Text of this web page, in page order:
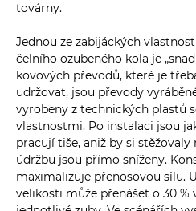
továrny.
Jednou ze zabijáckých
čelního ozubeného kola je
kovových převodů, které je
udržovat, jsou převody
vyrobeny z technických plastů
vlastnostmi. Po instalaci jsou
pracují tiše, aniž by si stěžovaly
údržbu jsou přímo sníženy.
maximalizuje přenosovou sílu.
velikosti může přenášet o 30